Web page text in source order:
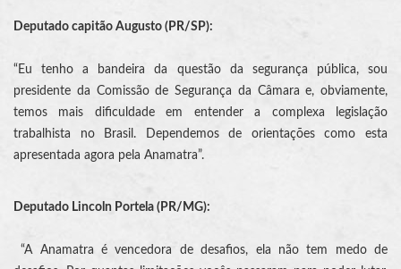
Deputado capitão Augusto (PR/SP):
“Eu tenho a bandeira da questão da segurança pública, sou
presidente da Comissão de Segurança da Câmara e, obviamente,
temos mais dificuldade em entender a complexa legislação
trabalhista no Brasil. Dependemos de orientações como esta
apresentada agora pela Anamatra”.
Deputado Lincoln Portela (PR/MG):
“A Anamatra é vencedora de desafios, ela não tem medo de